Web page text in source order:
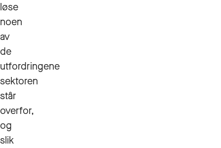
løse
noen
av
de
utfordringene
sektoren
står
overfor,
og
slik